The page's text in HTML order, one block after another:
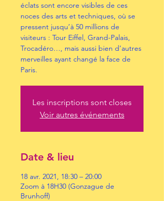
éclats sont encore visibles de ces
noces des arts et techniques, où se
pressent jusqu’à 50 millions de
visiteurs : Tour Eiffel, Grand-Palais,
Trocadéro…, mais aussi bien d’autres
merveilles ayant changé la face de
Paris.
Les inscriptions sont closes
Voir autres événements
Date & lieu
18 avr. 2021, 18:30 – 20:00
Zoom à 18H30 (Gonzague de
Brunhoff)